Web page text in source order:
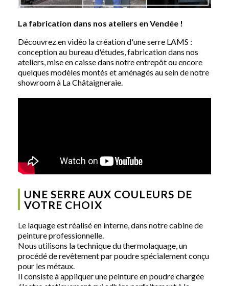
La fabrication dans nos ateliers en Vendée !
Découvrez en vidéo la création d'une serre LAMS :
conception au bureau d'études, fabrication dans nos
ateliers, mise en caisse dans notre entrepôt ou encore
quelques modèles montés et aménagés au sein de notre
showroom à La Châtaigneraie.
UNE SERRE AUX COULEURS DE
VOTRE CHOIX
Le laquage est réalisé en interne, dans notre cabine de
peinture professionnelle.
Nous utilisons la technique du thermolaquage, un
procédé de revêtement par poudre spécialement conçu
pour les métaux.
Il consiste à appliquer une peinture en poudre chargée